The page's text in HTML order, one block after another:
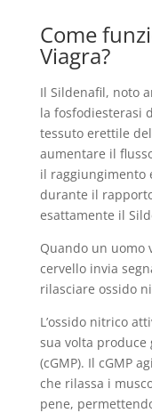
Come
Viagra?
Il Sildenafil, noto
la fosfodiesterasi
tessuto erettile
aumentare il
il raggiungimento
durante il
esattamente il
Quando un uomo
cervello invia
rilasciare ossido
L’ossido nitrico
sua volta produce
(cGMP). Il cGMP
che rilassa i
pene,